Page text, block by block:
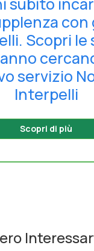
con
Scopri le
servizio
Interpelli
Scopri di più